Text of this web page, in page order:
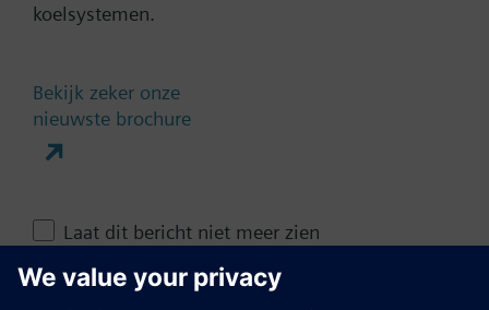
koelsystemen.
Bekijk zeker onze
nieuwste brochure
Laat dit bericht niet meer zien
Verander regio
NL (nl)